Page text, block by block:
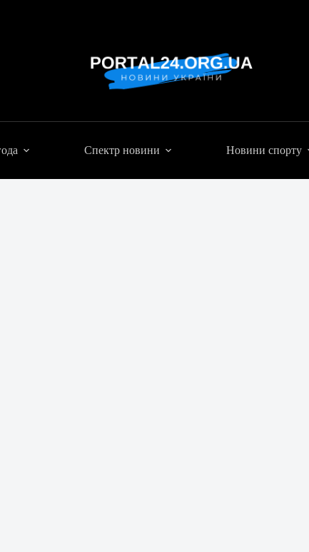
Спектр новини Новини спорту